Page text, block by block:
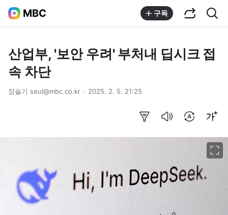
MBC 구독
산업부, '보안 우려' 부처내 딥시크 접
속 차단
장슬기 seul@mbc.co.kr 2025. 2. 5. 21:25